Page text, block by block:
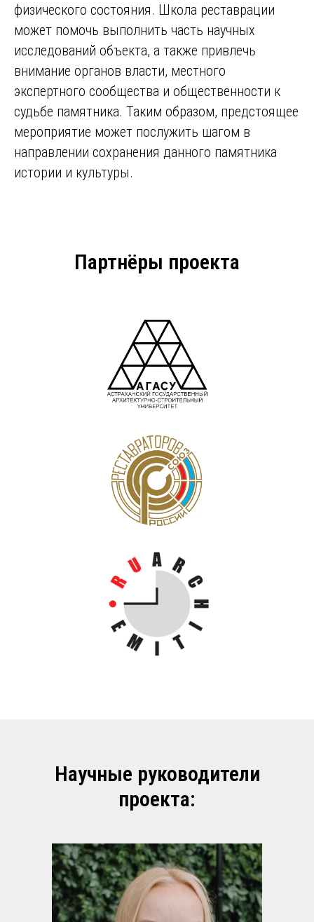
физического состояния. Школа реставрации
может помочь выполнить часть научных
исследований объекта, а также привлечь
внимание органов власти, местного
экспертного сообщества и общественности к
судьбе памятника. Таким образом, предстоящее
мероприятие может послужить шагом в
направлении сохранения данного памятника
истории и культуры.
Партнёры проекта
Научные руководители
проекта: